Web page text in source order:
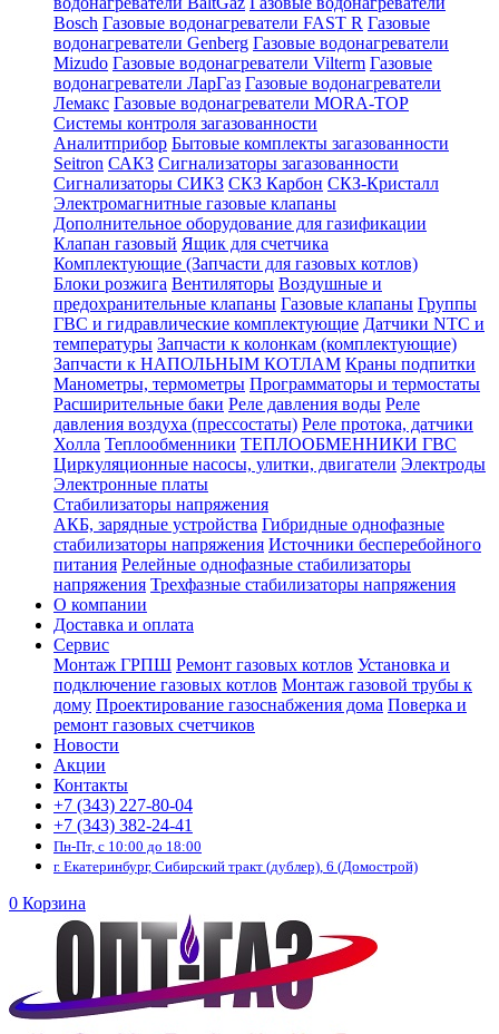
Bosch Газовые водонагреватели FAST R Газовые
водонагреватели Genberg Газовые водонагреватели
Mizudo Газовые водонагреватели Vilterm Газовые
водонагреватели ЛарГаз Газовые водонагреватели
Лемакс Газовые водонагреватели MORA-TOP
Системы контроля загазованности
Аналитприбор Бытовые комплекты загазованности
Seitron САКЗ Сигнализаторы загазованности
Сигнализаторы СИКЗ СКЗ Карбон СКЗ-Кристалл
Электромагнитные газовые клапаны
Дополнительное оборудование для газификации
Клапан газовый Ящик для счетчика
Комплектующие (Запчасти для газовых котлов)
Блоки розжига Вентиляторы Воздушные и
предохранительные клапаны Газовые клапаны Группы
ГВС и гидравлические комплектующие Датчики NTC и
температуры Запчасти к колонкам (комплектующие)
Запчасти к НАПОЛЬНЫМ КОТЛАМ Краны подпитки
Манометры, термометры Программаторы и термостаты
Расширительные баки Реле давления воды Реле
давления воздуха (прессостаты) Реле протока, датчики
Холла Теплообменники ТЕПЛООБМЕННИКИ ГВС
Циркуляционные насосы, улитки, двигатели Электроды
Электронные платы
Стабилизаторы напряжения
АКБ, зарядные устройства Гибридные однофазные
стабилизаторы напряжения Источники бесперебойного
питания Релейные однофазные стабилизаторы
напряжения Трехфазные стабилизаторы напряжения
О компании
Доставка и оплата
Сервис
Монтаж ГРПШ Ремонт газовых котлов Установка и
подключение газовых котлов Монтаж газовой трубы к
дому Проектирование газоснабжения дома Поверка и
ремонт газовых счетчиков
Новости
Акции
Контакты
+7 (343) 227-80-04
+7 (343) 382-24-41
Пн-Пт, с 10:00 до 18:00
г. Екатеринбург, Сибирский тракт (дублер), 6 (Домострой)
0 Корзина